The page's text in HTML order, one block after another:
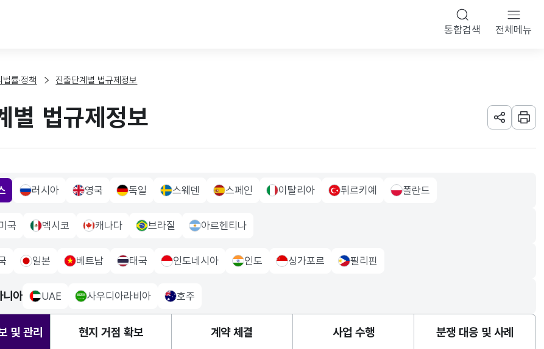
통합검색 전체메뉴
법률·정책 진출단계별 법규제정보
별 법규제정보 URL 공유하
인쇄
Flagrussia Flag
러시아 UK Flag
영국 germany Flag
독일 sweden Flag
스웨덴 sapin Flag
스페인 italy Flag
이탈리아 turkiye Flag
튀르키예 poland Flag
폴란드
Flag
국 mexico Flag
멕시코 canada Flag
캐나다 brazil Flag
브라질 Argentina Flag
아르헨티나
Flagjapan Flag
일본 vietnam Flag
베트남 thailand Flag
태국 indonesia Flag
인도네시아 indo Flag
인도 singapore Flag
싱가포르 philippiness Flag
필리핀
아 uae Flag
UAE saudiarabia Flag
사우디아라비아 Australia Flag
호주
및 관리 현지 거점 확보 계약 체결 사업 수행 분쟁 대응 및 사례